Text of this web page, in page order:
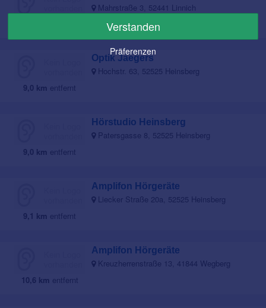
Mahrstraße 3, 52441 Linnich
9,0 km entfernt
Optik Jaegers
Hochstr. 63, 52525 Heinsberg
9,0 km entfernt
Hörstudio Heinsberg
Patersgasse 8, 52525 Heinsberg
9,1 km entfernt
Amplifon Hörgeräte
Liecker Straße 20a, 52525 Heinsberg
10,6 km entfernt
Amplifon Hörgeräte
Kreuzherrenstraße 13, 41844 Wegberg
Verstanden
Präferenzen